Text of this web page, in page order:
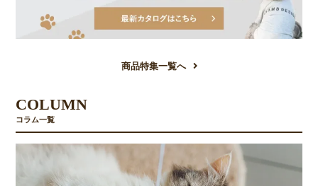
商品特集一覧へ
COLUMN
コラム一覧